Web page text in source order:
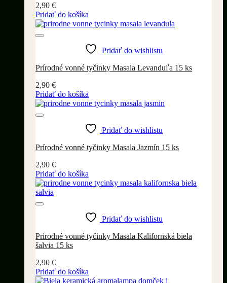
2,90 €
Pridať do košíka
Pridať do wishlistu
Prírodné vonné tyčinky Masala Levanduľa 15 ks
2,90 €
Pridať do košíka
Pridať do wishlistu
Prírodné vonné tyčinky Masala Jazmín 15 ks
2,90 €
Pridať do košíka
Pridať do wishlistu
Prírodné vonné tyčinky Masala Kalifornská biela
šalvia 15 ks
2,90 €
Pridať do košíka